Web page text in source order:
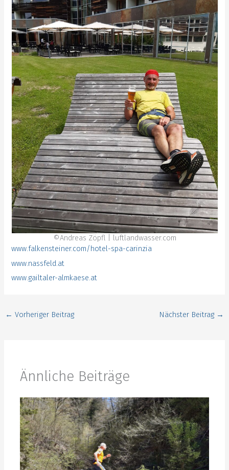
©Andreas Zöpfl | luftlandwasser.com
www.falkensteiner.com/hotel-spa-carinzia
www.nassfeld.at
www.gailtaler-almkaese.at
← Vorheriger Beitrag Nächster Beitrag →
Ännliche Beiträge